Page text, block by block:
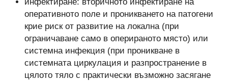
инфектиране: вторичното инфектиране на
оперативното поле и проникването на патогени
крие риск от развитие на локална (при
ограничаване само в оперираното място) или
системна инфекция (при проникване в
системната циркулация и разпространение в
цялото тяло с практически възможно засягане